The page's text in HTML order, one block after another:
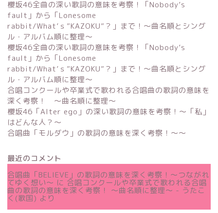
櫻坂46全曲の深い歌詞の意味を考察！「Nobody’s
fault」から「Lonesome
rabbit/What’ｓ”KAZOKU”？」まで！〜曲名順とシング
ル・アルバム順に整理～
櫻坂46全曲の深い歌詞の意味を考察！「Nobody’s
fault」から「Lonesome
rabbit/What’ｓ”KAZOKU”？」まで！〜曲名順とシング
ル・アルバム順に整理～
合唱コンクールや卒業式で歌われる合唱曲の歌詞の意味を
深く考察！ 〜曲名順に整理〜
櫻坂46「Alter ego」の深い歌詞の意味を考察！〜「私」
はどんな人？～
合唱曲「モルダウ」の歌詞の意味を深く考察！〜〜
最近のコメント
合唱曲「BELIEVE」の歌詞の意味を深く考察！〜つながれ
てゆく想い〜 に 合唱コンクールや卒業式で歌われる合唱
曲の歌詞の意味を深く考察！ 〜曲名順に整理〜 - うたこ
く(歌国) より